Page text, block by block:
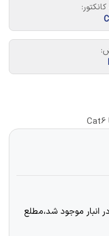
Cat6
انبار موجود شد،مطلع